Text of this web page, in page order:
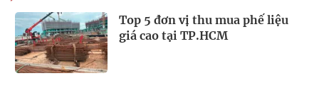
Top 5 đơn vị thu mua phế liệu
giá cao tại TP.HCM